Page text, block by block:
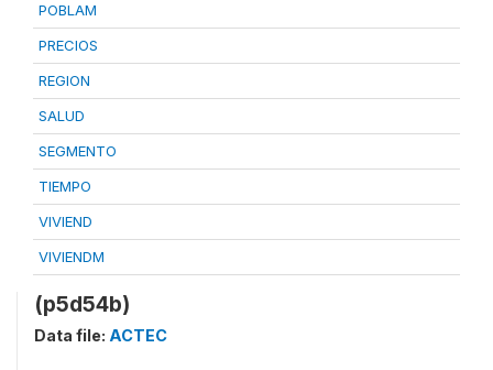
POBLAM
PRECIOS
REGION
SALUD
SEGMENTO
TIEMPO
VIVIEND
VIVIENDM
(p5d54b)
Data file: ACTEC